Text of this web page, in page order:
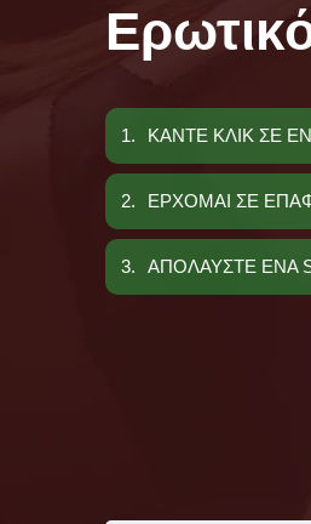
1. ΚΑΝΤΕ ΚΛΙΚ ΣΕ
2. ΕΡΧΟΜΑΙ ΣΕ
3. ΑΠΟΛΑΥΣΤΕ ΕΝΑ